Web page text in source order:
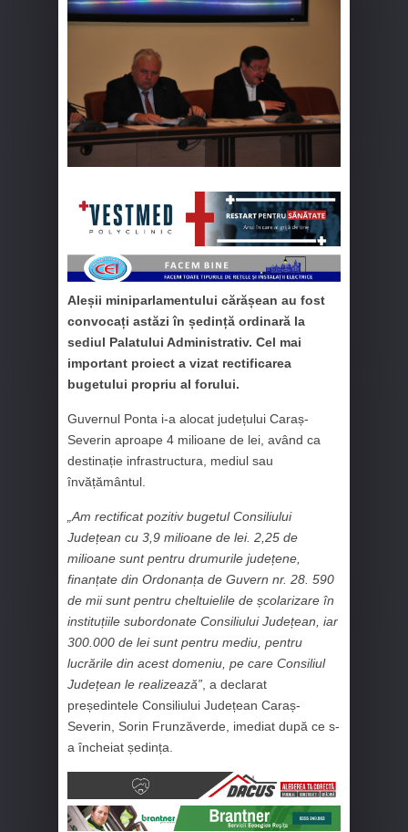
Aleșii miniparlamentului cărășean au fost
convocați astăzi în ședință ordinară la
sediul Palatului Administrativ. Cel mai
important proiect a vizat rectificarea
bugetului propriu al forului.
Guvernul Ponta i-a alocat județului Caraș-
Severin aproape 4 milioane de lei, având ca
destinație infrastructura, mediul sau
învățământul.
„Am rectificat pozitiv bugetul Consiliului
Județean cu 3,9 milioane de lei. 2,25 de
milioane sunt pentru drumurile județene,
finanțate din Ordonanța de Guvern nr. 28. 590
de mii sunt pentru cheltuielile de școlarizare în
instituțiile subordonate Consiliului Județean, iar
300.000 de lei sunt pentru mediu, pentru
lucrările din acest domeniu, pe care Consiliul
Județean le realizează”, a declarat
președintele Consiliului Județean Caraș-
Severin, Sorin Frunzăverde, imediat după ce s-
a încheiat ședința.